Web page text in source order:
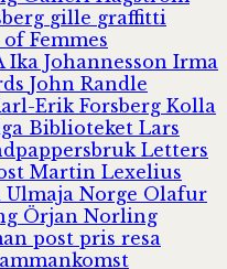
gille graffitti
Femmes
Ika Johannesson Irma
John Randle
Erik Forsberg Kolla
Biblioteket Lars
Letters
Martin Lexelius
Ulmaja Norge Olafur
Örjan Norling
post pris resa